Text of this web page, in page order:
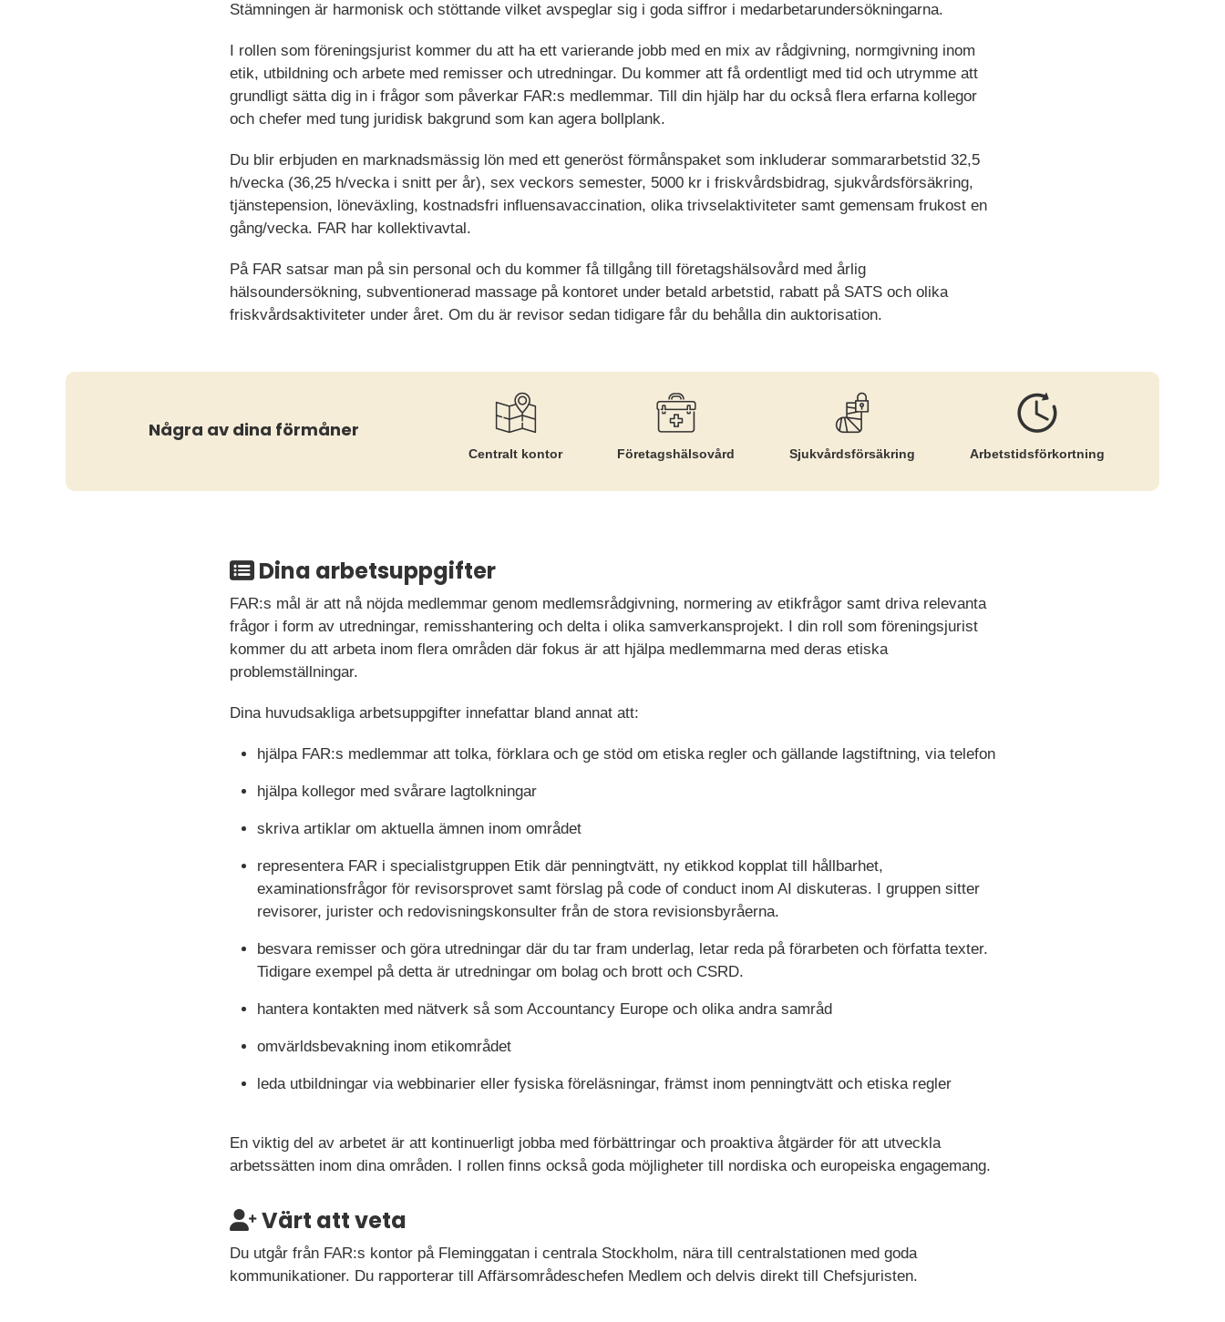
Stämningen är harmonisk och stöttande vilket avspeglar sig i goda siffror i medarbetarundersökningarna.
I rollen som föreningsjurist kommer du att ha ett varierande jobb med en mix av rådgivning, normgivning inom
etik, utbildning och arbete med remisser och utredningar. Du kommer att få ordentligt med tid och utrymme att
grundligt sätta dig in i frågor som påverkar FAR:s medlemmar. Till din hjälp har du också flera erfarna kollegor
och chefer med tung juridisk bakgrund som kan agera bollplank.
Du blir erbjuden en marknadsmässig lön med ett generöst förmånspaket som inkluderar sommararbetstid 32,5
h/vecka (36,25 h/vecka i snitt per år), sex veckors semester, 5000 kr i friskvårdsbidrag, sjukvårdsförsäkring,
tjänstepension, löneväxling, kostnadsfri influensavaccination, olika trivselaktiviteter samt gemensam frukost en
gång/vecka. FAR har kollektivavtal.
På FAR satsar man på sin personal och du kommer få tillgång till företagshälsovård med årlig
hälsoundersökning, subventionerad massage på kontoret under betald arbetstid, rabatt på SATS och olika
friskvårdsaktiviteter under året. Om du är revisor sedan tidigare får du behålla din auktorisation.
Några av dina förmåner
Centralt kontor Företags­hälsovård Sjukvårds­försäkring Arbetstids­förkortning
Dina arbetsuppgifter
FAR:s mål är att nå nöjda medlemmar genom medlemsrådgivning, normering av etikfrågor samt driva relevanta
frågor i form av utredningar, remisshantering och delta i olika samverkansprojekt. I din roll som föreningsjurist
kommer du att arbeta inom flera områden där fokus är att hjälpa medlemmarna med deras etiska
problemställningar.
Dina huvudsakliga arbetsuppgifter innefattar bland annat att:
hjälpa FAR:s medlemmar att tolka, förklara och ge stöd om etiska regler och gällande lagstiftning, via telefon
hjälpa kollegor med svårare lagtolkningar
skriva artiklar om aktuella ämnen inom området
representera FAR i specialistgruppen Etik där penningtvätt, ny etikkod kopplat till hållbarhet,
examinationsfrågor för revisorsprovet samt förslag på code of conduct inom AI diskuteras. I gruppen sitter
revisorer, jurister och redovisningskonsulter från de stora revisionsbyråerna.
besvara remisser och göra utredningar där du tar fram underlag, letar reda på förarbeten och författa texter.
Tidigare exempel på detta är utredningar om bolag och brott och CSRD.
hantera kontakten med nätverk så som Accountancy Europe och olika andra samråd
omvärldsbevakning inom etikområdet
leda utbildningar via webbinarier eller fysiska föreläsningar, främst inom penningtvätt och etiska regler
En viktig del av arbetet är att kontinuerligt jobba med förbättringar och proaktiva åtgärder för att utveckla
arbetssätten inom dina områden. I rollen finns också goda möjligheter till nordiska och europeiska engagemang.
Värt att veta
Du utgår från FAR:s kontor på Fleminggatan i centrala Stockholm, nära till centralstationen med goda
kommunikationer. Du rapporterar till Affärsområdeschefen Medlem och delvis direkt till Chefsjuristen.